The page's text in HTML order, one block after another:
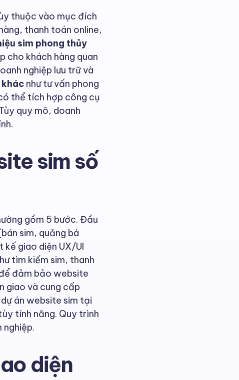
thuộc vào mục đích
thanh toán online,
sim phong thủy
cho khách hàng quan
nghiệp lưu trữ và
khác như tư vấn phong
thể tích hợp công cụ
quy mô, doanh
sim số
gồm 5 bước. Đầu
sim, quảng bá
kế giao diện UX/UI
tìm kiếm sim, thanh
đảm bảo website
giao và cung cấp
án website sim tại
tính năng. Quy trình
nghiệp.
diện